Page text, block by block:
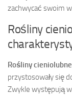
zachwycać swoim
Rośliny
Rośliny cieniolubne
przystosowały się
Zwykle występują